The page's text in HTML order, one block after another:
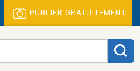
PUBLIER GRATUITEMENT